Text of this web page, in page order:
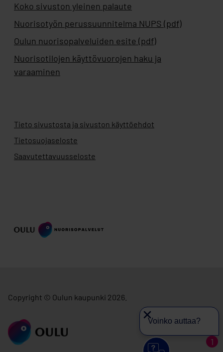
Koko sivuston yleinen palaute
Nuorisotyön perussuunnitelma NUPS (pdf)
Oulun nuorisopalveluiden esite (pdf)
Nuorisotilojen käyttövuorojen haku ja
varaaminen
Tieto sivustosta ja sivuston käyttöehdot
Tietosuojaseloste
Saavutettavuusseloste
Copyright © Oulun kaupunki 2026.
siirry ouka.fi Voinko auttaa?
1